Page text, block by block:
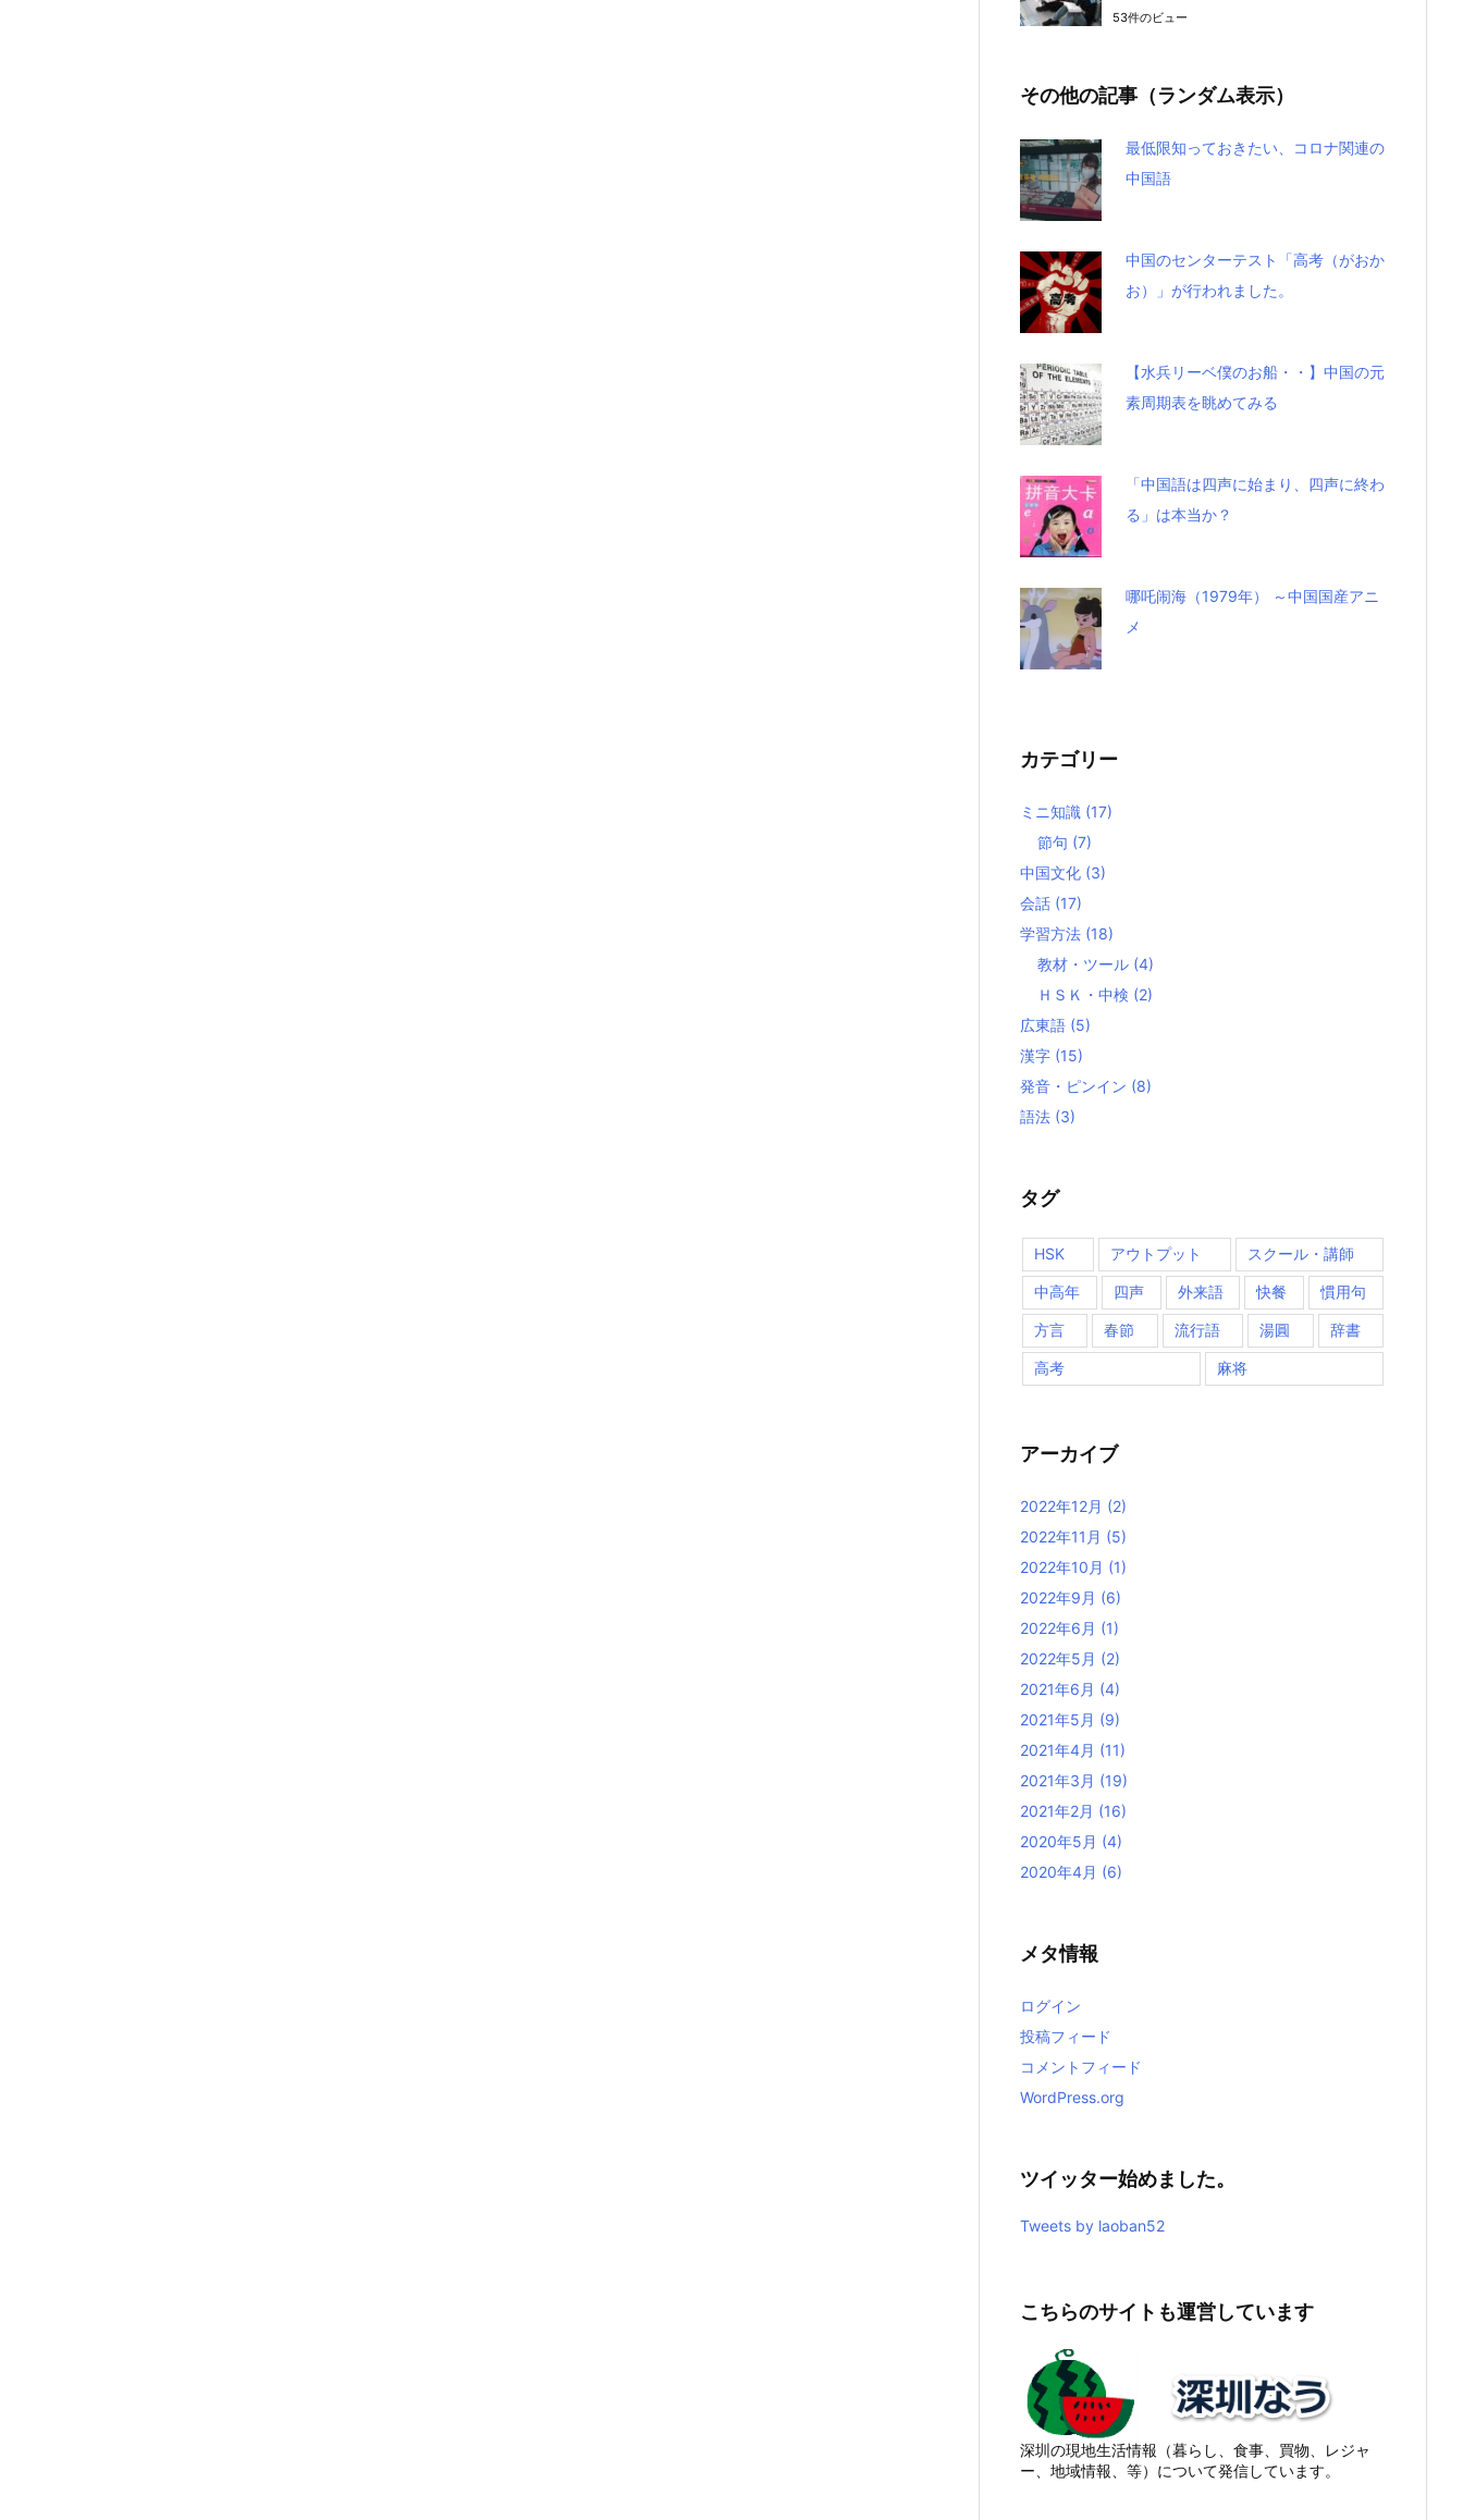
53件のビュー
その他の記事（ランダム表示）
最低限知っておきたい、コロナ関連の
中国語
中国のセンターテスト「高考（がおか
お）」が行われました。
【水兵リーベ僕のお船・・】中国の元
素周期表を眺めてみる
「中国語は四声に始まり、四声に終わ
る」は本当か？
哪吒闹海（1979年） ～中国国産アニ
メ
カテゴリー
ミニ知識 (17)
節句 (7)
中国文化 (3)
会話 (17)
学習方法 (18)
教材・ツール (4)
ＨＳＫ・中検 (2)
広東語 (5)
漢字 (15)
発音・ピンイン (8)
語法 (3)
タグ
HSK アウトプット スクール・講師
中高年 四声 外来語 快餐 慣用句
方言 春節 流行語 湯圓 辞書
高考 麻将
アーカイブ
2022年12月 (2)
2022年11月 (5)
2022年10月 (1)
2022年9月 (6)
2022年6月 (1)
2022年5月 (2)
2021年6月 (4)
2021年5月 (9)
2021年4月 (11)
2021年3月 (19)
2021年2月 (16)
2020年5月 (4)
2020年4月 (6)
メタ情報
ログイン
投稿フィード
コメントフィード
WordPress.org
ツイッター始めました。
Tweets by laoban52
こちらのサイトも運営しています
深圳の現地生活情報（暮らし、食事、買物、レジャ
ー、地域情報、等）について発信しています。